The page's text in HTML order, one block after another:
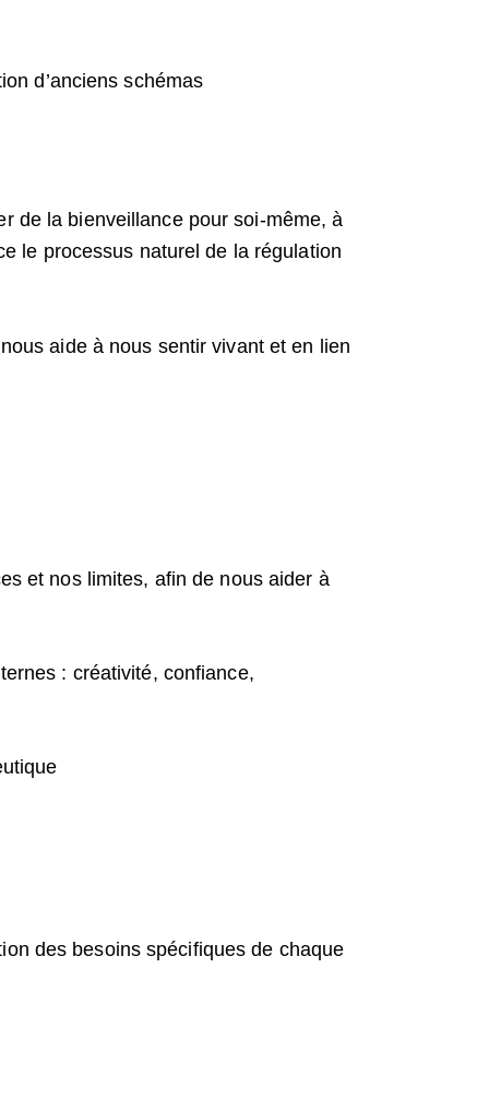
d’anciens schémas
de la bienveillance pour soi-même, à
le processus naturel de la régulation
aide à nous sentir vivant et en lien
et nos limites, afin de nous aider à
: créativité, confiance,
des besoins spécifiques de chaque